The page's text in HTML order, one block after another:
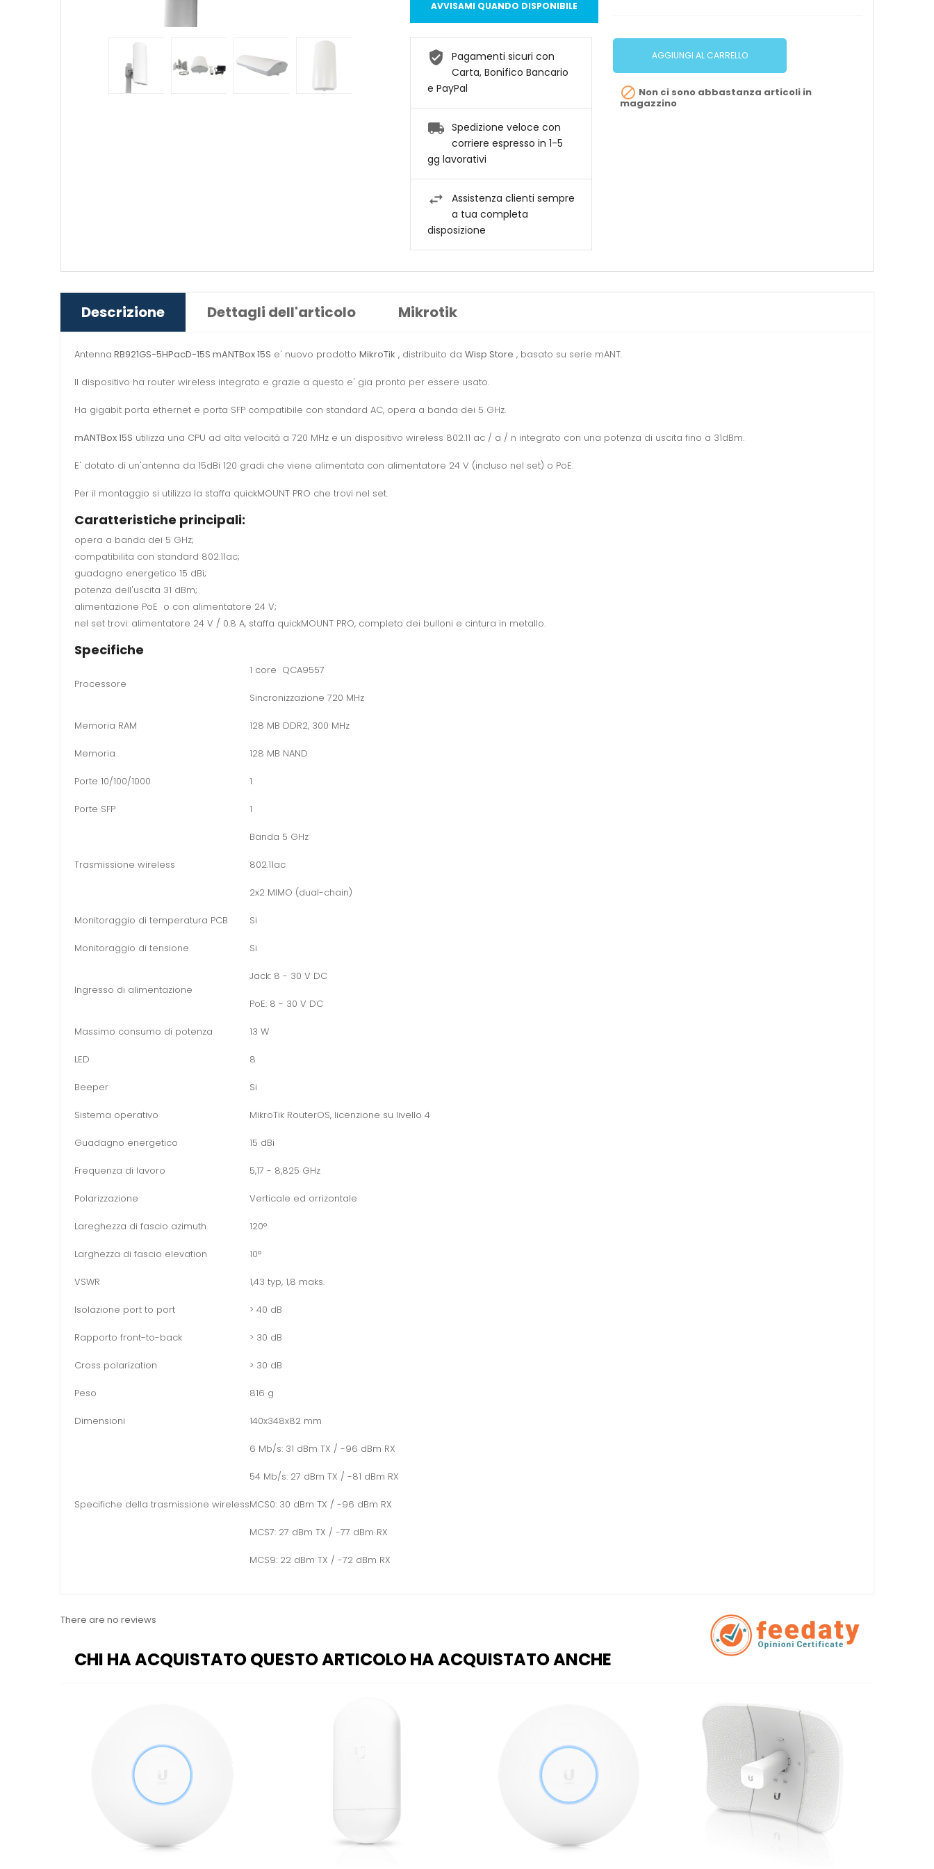
AGGIUNGI AL CARRELLO
 Non ci sono abbastanza articoli in
magazzino
AVVISAMI QUANDO DISPONIBILE
Pagamenti sicuri con
Carta, Bonifico Bancario
e PayPal
Spedizione veloce con
corriere espresso in 1-5
gg lavorativi
Assistenza clienti sempre
a tua completa
disposizione
Descrizione Dettagli dell'articolo Mikrotik
Antenna RB921GS-5HPacD-15S mANTBox 15S e' nuovo prodotto MikroTik , distribuito da Wisp Store , basato su serie mANT.
Il dispositivo ha router wireless integrato e grazie a questo e' gia pronto per essere usato.
Ha gigabit porta ethernet e porta SFP compatibile con standard AC, opera a banda dei 5 GHz.
mANTBox 15S utilizza una CPU ad alta velocità a 720 MHz e un dispositivo wireless 802.11 ac / a / n integrato con una potenza di uscita fino a 31dBm.
E' dotato di un'antenna da 15dBi 120 gradi che viene alimentata con alimentatore 24 V (incluso nel set) o PoE.
Per il montaggio si utilizza la staffa quickMOUNT PRO che trovi nel set.
Caratteristiche principali:
opera a banda dei 5 GHz;
compatibilita con standard 802.11ac;
guadagno energetico 15 dBi;
potenza dell'uscita 31 dBm;
alimentazione PoE o con alimentatore 24 V;
nel set trovi: alimentatore 24 V / 0.8 A, staffa quickMOUNT PRO, completo dei bulloni e cintura in metallo.
Specifiche
Processore
1 core QCA9557
Sincronizzazione 720 MHz
Memoria RAM 128 MB DDR2, 300 MHz
Memoria 128 MB NAND
Porte 10/100/1000 1
Porte SFP 1
Trasmissione wireless
Banda 5 GHz
802.11ac
2x2 MIMO (dual-chain)
Monitoraggio di temperatura PCB Si
Monitoraggio di tensione Si
Ingresso di alimentazione
Jack: 8 - 30 V DC
PoE: 8 - 30 V DC
Massimo consumo di potenza 13 W
LED 8
Beeper Si
Sistema operativo MikroTik RouterOS, licenzione su livello 4
Guadagno energetico 15 dBi
Frequenza di lavoro 5,17 - 8,825 GHz
Polarizzazione Verticale ed orrizontale
Lareghezza di fascio azimuth 120°
Larghezza di fascio elevation 10°
VSWR 1,43 typ, 1,8 maks.
Isolazione port to port > 40 dB
Rapporto front-to-back > 30 dB
Cross polarization > 30 dB
Peso 816 g
Dimensioni 140x348x82 mm
Specifiche della trasmissione wireless
6 Mb/s: 31 dBm TX / -96 dBm RX
54 Mb/s: 27 dBm TX / -81 dBm RX
MCS0: 30 dBm TX / -96 dBm RX
MCS7: 27 dBm TX / -77 dBm RX
MCS9: 22 dBm TX / -72 dBm RX
There are no reviews
CHI HA ACQUISTATO QUESTO ARTICOLO HA ACQUISTATO ANCHE